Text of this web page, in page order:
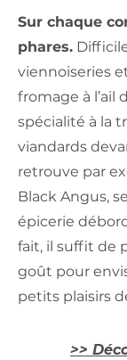
Sur chaque
phares.
viennoiseries
fromage à l’ail
spécialité à la
viandards
retrouve par
Black Angus,
épicerie
fait, il suffit de
goût pour
petits plaisirs
>>